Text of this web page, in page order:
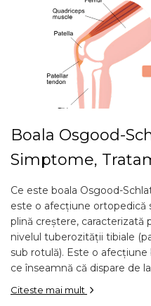
Boala Osgood-
Simptome,
Ce este boala Osgood-
este o afecțiune ortopedică
plină creștere, caracterizată
nivelul tuberozității tibiale
sub rotulă). Este o
ce înseamnă că dispare de la
Citeste mai mult